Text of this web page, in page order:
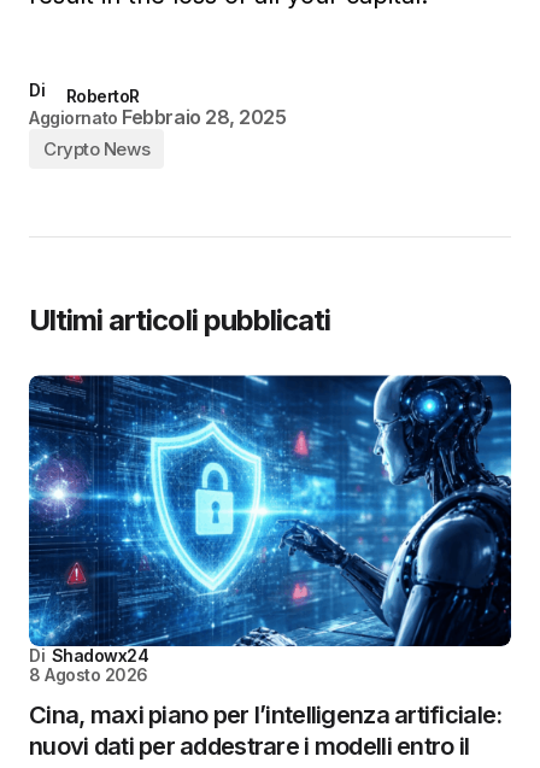
Di
RobertoR
Aggiornato Febbraio 28, 2025
Crypto News
Ultimi articoli pubblicati
Di Shadowx24
8 Agosto 2026
Cina, maxi piano per l’intelligenza artificiale:
nuovi dati per addestrare i modelli entro il